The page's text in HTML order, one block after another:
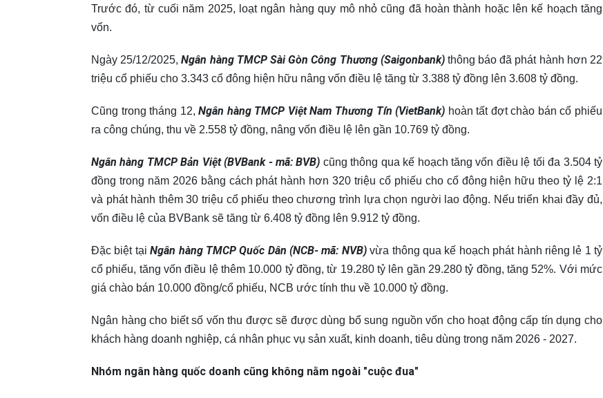
Trước đó, từ cuối năm 2025, loạt ngân hàng quy mô nhỏ cũng đã hoàn thành hoặc lên kế hoạch tăng
vốn.
Ngày 25/12/2025,Ngân hàng TMCP Sài Gòn Công Thương (Saigonbank)thông báo đã phát hành hơn 22
triệu cổ phiếu cho 3.343 cổ đông hiện hữu nâng vốn điều lệ tăng từ 3.388 tỷ đồng lên 3.608 tỷ đồng.
Cũng trong tháng 12,Ngân hàng TMCP Việt Nam Thương Tín (VietBank) hoàn tất đợt chào bán cổ phiếu
ra công chúng, thu về 2.558 tỷ đồng, nâng vốn điều lệ lên gần 10.769 tỷ đồng.
Ngân hàng TMCP Bản Việt (BVBank - mã: BVB) cũng thông qua kế hoạch tăng vốn điều lệ tối đa 3.504 tỷ
đồng trong năm 2026 bằng cách phát hành hơn 320 triệu cổ phiếu cho cổ đông hiện hữu theo tỷ lệ 2:1
và phát hành thêm 30 triệu cổ phiếu theo chương trình lựa chọn người lao động. Nếu triển khai đầy đủ,
vốn điều lệ của BVBank sẽ tăng từ 6.408 tỷ đồng lên 9.912 tỷ đồng.
Đặc biệt tạiNgân hàng TMCP Quốc Dân (NCB- mã: NVB)vừa thông qua kế hoạch phát hành riêng lẻ 1 tỷ
cổ phiếu, tăng vốn điều lệ thêm 10.000 tỷ đồng, từ 19.280 tỷ lên gần 29.280 tỷ đồng, tăng 52%. Với mức
giá chào bán 10.000 đồng/cổ phiếu, NCB ước tính thu về 10.000 tỷ đồng.
Ngân hàng cho biết số vốn thu được sẽ được dùng bổ sung nguồn vốn cho hoạt động cấp tín dụng cho
khách hàng doanh nghiệp, cá nhân phục vụ sản xuất, kinh doanh, tiêu dùng trong năm 2026 - 2027.
Nhóm ngân hàng quốc doanh cũng không nằm ngoài "cuộc đua"